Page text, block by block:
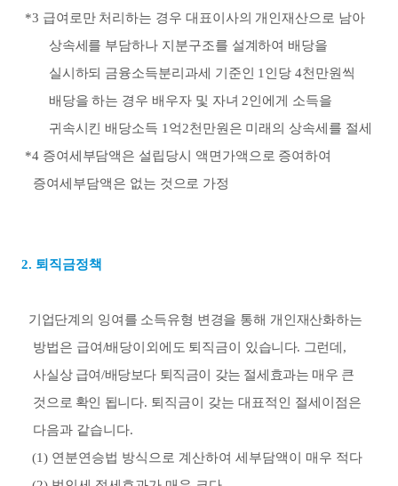
*3 급여로만 처리하는 경우 대표이사의 개인재산으로 남아
상속세를 부담하나 지분구조를 설계하여 배당을
실시하되 금융소득분리과세 기준인
1 인당 4천만원씩
배당을 하는 경우 배우자 및 자녀 2인에게 소득을
귀속시킨 배당소득 1 억2천만원은 미래의 상속세를 절세
*4 증여세부담액은 설립당시 액면가액으로 증여하여
증여세부담액은 없는 것으로 가정
2. 퇴직금정책
기업단계의 잉여를 소득유형 변경을 통해 개인재산화하는
방법은 급여/배당이외에도 퇴직금이 있습니다. 그런데 ,
사실상 급여/배당보다 퇴직금이 갖는 절세효과는 매우 큰
것으로 확인 됩니다. 퇴직금이 갖는 대표적인 절세이점은
다음과 같습니다.
(1) 연분연승법 방식으로 계산하여 세부담액이 매우 적다